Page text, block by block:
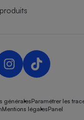
généralesParamétrer les
Mentions légalesPanel